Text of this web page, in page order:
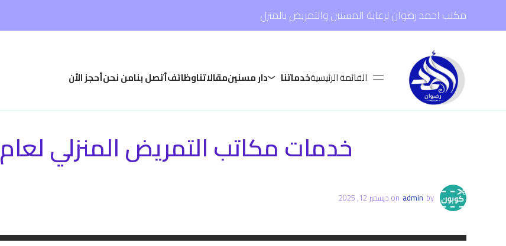
مكتب احمد رضوان لرعاية المسنين والتمريض بالمنزل
القائمة الرئيسيةخدماتنا دار مسنينمقالاتناوظائفأتصل بنامن نحنأحجز الأن
خدمات مكاتب التمريض المنزلي لعام 2026 – 2027
by
admin
on ديسمبر 12, 2025